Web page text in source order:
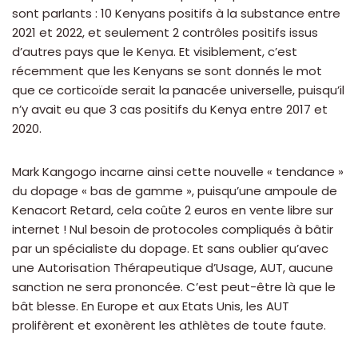
sont parlants : 10 Kenyans positifs à la substance entre
2021 et 2022, et seulement 2 contrôles positifs issus
d’autres pays que le Kenya. Et visiblement, c’est
récemment que les Kenyans se sont donnés le mot
que ce corticoïde serait la panacée universelle, puisqu’il
n’y avait eu que 3 cas positifs du Kenya entre 2017 et
2020.
Mark Kangogo incarne ainsi cette nouvelle « tendance »
du dopage « bas de gamme », puisqu’une ampoule de
Kenacort Retard, cela coûte 2 euros en vente libre sur
internet ! Nul besoin de protocoles compliqués à bâtir
par un spécialiste du dopage. Et sans oublier qu’avec
une Autorisation Thérapeutique d’Usage, AUT, aucune
sanction ne sera prononcée. C’est peut-être là que le
bât blesse. En Europe et aux Etats Unis, les AUT
prolifèrent et exonèrent les athlètes de toute faute.